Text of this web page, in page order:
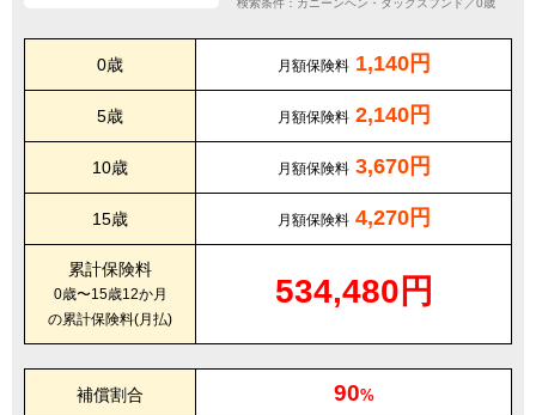
検索条件：カニーンヘン・ダックスフンド／0歳
0歳 月額保険料 1,140円
5歳 月額保険料 2,140円
10歳 月額保険料 3,670円
15歳 月額保険料 4,270円
累計保険料
0歳〜15歳12か月
の累計保険料(月払)
534,480円
補償割合 90%